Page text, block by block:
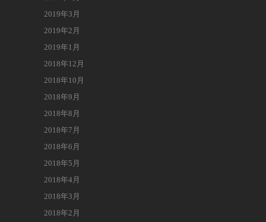
2019年3月
2019年2月
2019年1月
2018年12月
2018年10月
2018年9月
2018年8月
2018年7月
2018年6月
2018年5月
2018年4月
2018年3月
2018年2月